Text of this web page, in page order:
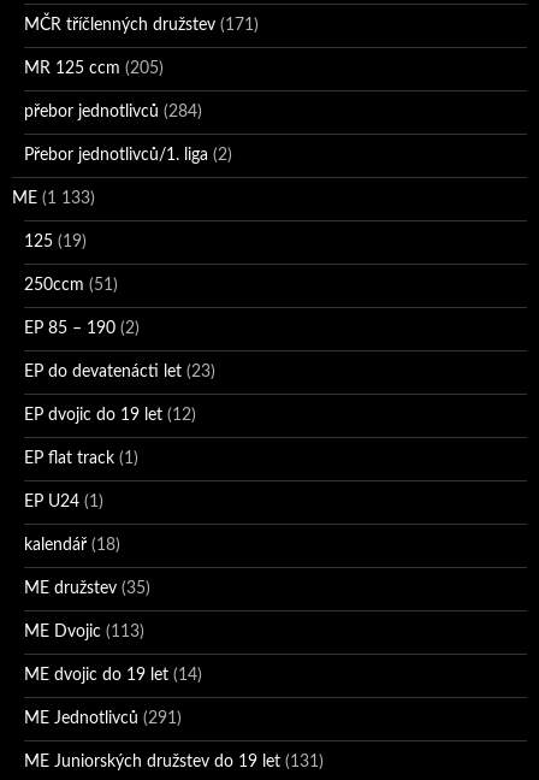
MČR tříčlenných družstev (171)
MR 125 ccm (205)
přebor jednotlivců (284)
Přebor jednotlivců/1. liga (2)
ME (1 133)
125 (19)
250ccm (51)
EP 85 – 190 (2)
EP do devatenácti let (23)
EP dvojic do 19 let (12)
EP flat track (1)
EP U24 (1)
kalendář (18)
ME družstev (35)
ME Dvojic (113)
ME dvojic do 19 let (14)
ME Jednotlivců (291)
ME Juniorských družstev do 19 let (131)